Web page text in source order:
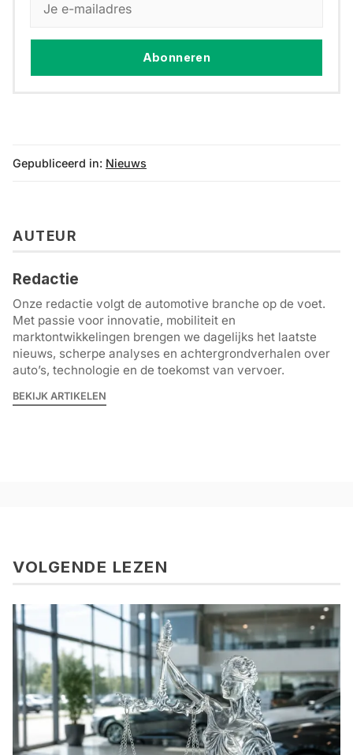
Abonneren
Gepubliceerd in: Nieuws
AUTEUR
Redactie
Onze redactie volgt de automotive branche op de voet.
Met passie voor innovatie, mobiliteit en
marktontwikkelingen brengen we dagelijks het laatste
nieuws, scherpe analyses en achtergrondverhalen over
auto’s, technologie en de toekomst van vervoer.
BEKIJK ARTIKELEN
VOLGENDE LEZEN